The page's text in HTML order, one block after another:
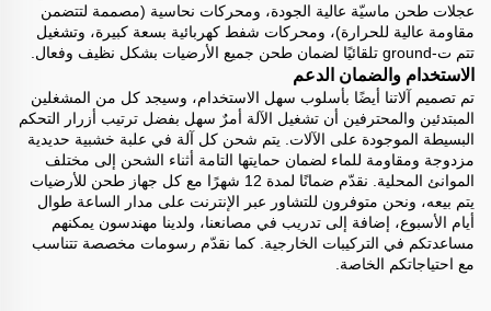
عجلات طحن ماسيّة عالية الجودة، ومحركات نحاسية (مصممة لتتضمن
مقاومة عالية للحرارة)، ومحركات شفط كهربائية بسعة كبيرة، وتشغيل
تتم ت-ground تلقائيًا لضمان طحن جميع الأرضيات بشكل نظيف وفعال.
الاستخدام والضمان الدعم
تم تصميم آلاتنا أيضًا بأسلوب سهل الاستخدام، وسيجد كل من المشغلين
المبتدئين والمحترفين أن تشغيل الآلة أمرٌ سهل بفضل ترتيب أزرار التحكم
البسيطة الموجودة على الآلات. يتم شحن كل آلة في علبة خشبية حديدية
مزدوجة ومقاومة للماء لضمان حمايتها التامة أثناء الشحن إلى مختلف
الموانئ المحلية. نقدّم ضمانًا لمدة 12 شهرًا مع كل جهاز طحن للأرضيات
يتم بيعه، ونحن متوفرون للتشاور عبر الإنترنت على مدار الساعة طوال
أيام الأسبوع، إضافة إلى تدريب في مصانعنا، ولدينا مهندسون يمكنهم
مساعدتكم في التركيبات الخارجية. كما نقدّم رسومات مخصصة تتناسب
مع احتياجاتكم الخاصة.